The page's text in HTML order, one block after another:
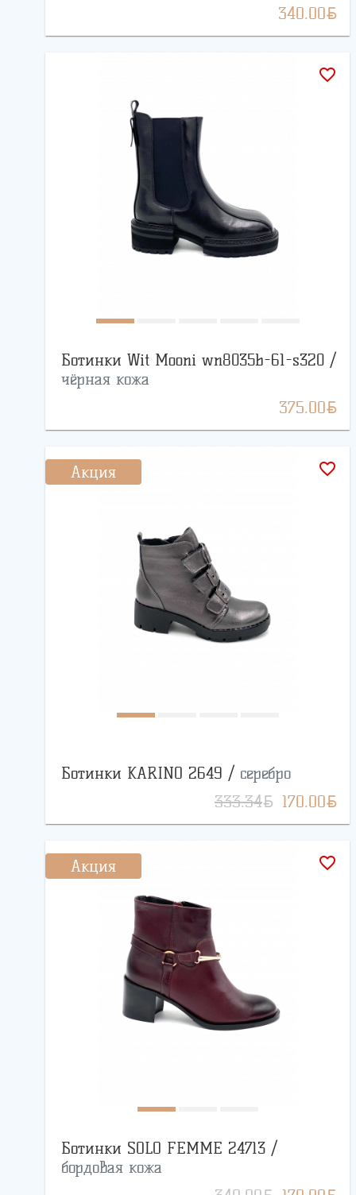
340.00BYN
favorite_border
Ботинки Wit Mooni wn8035b-61-s320 /
чёрная кожа
375.00BYN
Акция favorite_border
Ботинки KARINO 2649 / серебро
333.34BYN 170.00BYN
Акция favorite_border
Ботинки SOLO FEMME 24713 /
бордовая кожа